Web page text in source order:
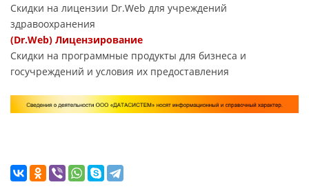
Скидки на лицензии Dr.Web для учреждений
здравоохранения
(Dr.Web) Лицензирование
Скидки на программные продукты для бизнеса и
госучреждений и условия их предоставления